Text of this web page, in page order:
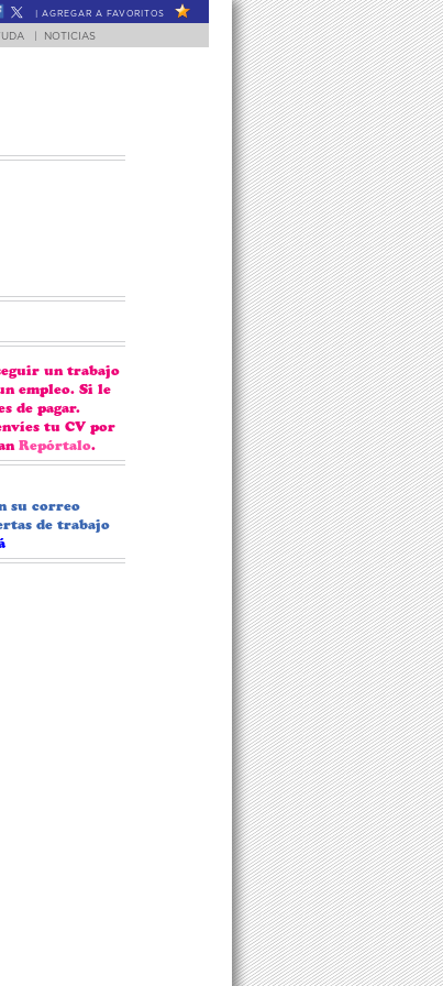
AGREGAR A FAVORITOS
NOTICIAS
un trabajo
empleo. Si le
de pagar.
tu CV por
Repórtalo.
su correo
de trabajo